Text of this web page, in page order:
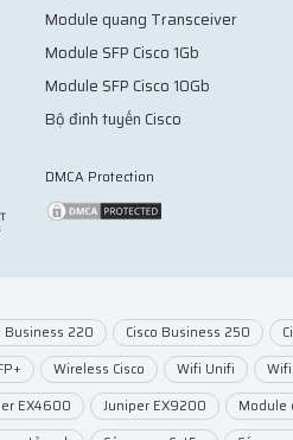
Module quang Transceiver
Module SFP Cisco 1Gb
Module SFP Cisco 10Gb
Bộ đinh tuyến Cisco
DMCA Protection
Business 220 Cisco Business 250
Wireless Cisco Wifi Unifi
EX4600 Juniper EX9200 Module